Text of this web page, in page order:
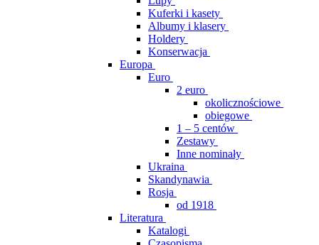
Kuferki i kasety
Albumy i klasery
Holdery
Konserwacja
Europa
Euro
2 euro
okolicznościowe
obiegowe
1 – 5 centów
Zestawy
Inne nominały
Ukraina
Skandynawia
Rosja
od 1918
Literatura
Katalogi